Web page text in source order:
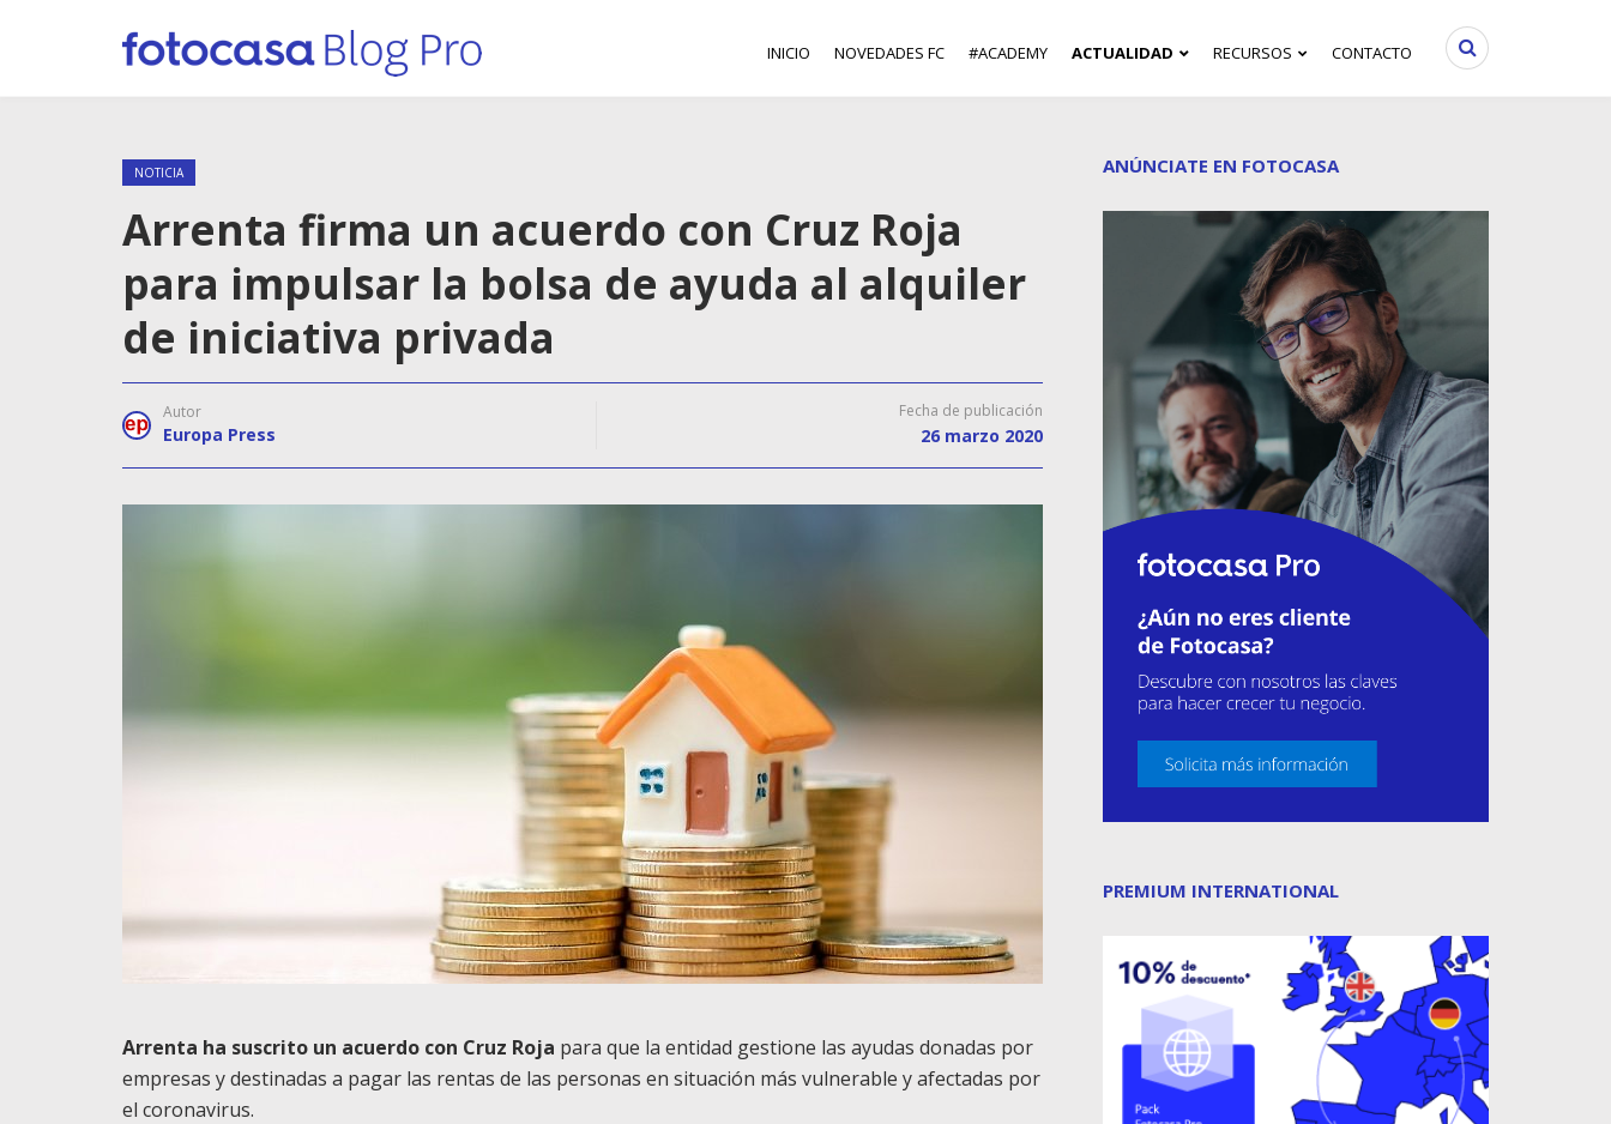
INICIO NOVEDADES FC #ACADEMY ACTUALIDAD RECURSOS CONTACTO
NOTICIA
Arrenta firma un acuerdo con Cruz Roja
para impulsar la bolsa de ayuda al alquiler
de iniciativa privada
Autor
Europa Press
Fecha de publicación
26 marzo 2020
Arrenta ha suscrito un acuerdo con Cruz Roja para que la entidad gestione las ayudas donadas por
empresas y destinadas a pagar las rentas de las personas en situación más vulnerable y afectadas por
el coronavirus.
ANÚNCIATE EN FOTOCASA
PREMIUM INTERNATIONAL